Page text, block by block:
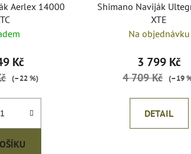
Aerlex 14000
Kč
(–22 %)
Shimano Naviják
XTE
Na objednávku
3 799 Kč
4 709 Kč (–19
DETAIL